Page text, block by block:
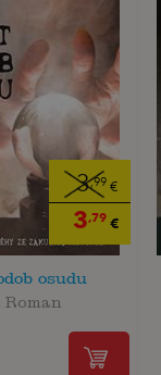
3,99 €
3,79 €
osudu
Roman